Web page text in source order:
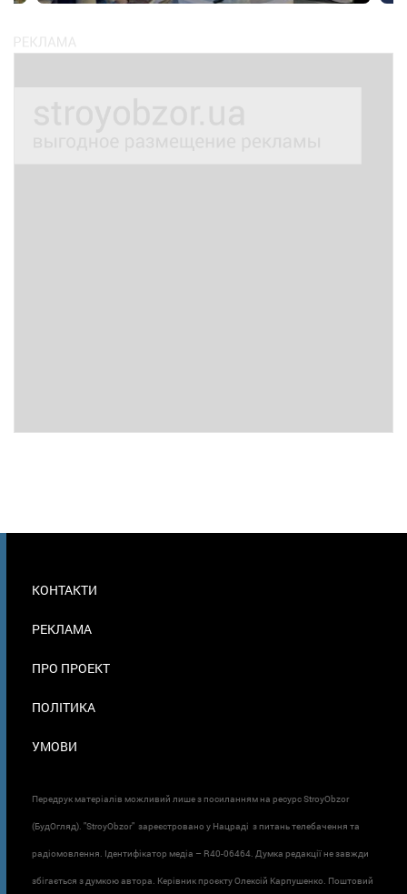
В
КОНТАКТИ
РЕКЛАМА
ПРО ПРОЕКТ
ПОЛІТИКА
УМОВИ
Передрук матеріалів можливий лише з посиланням на ресурс StroyObzor
(БудОгляд). "StroyObzor" зареєстровано у Нацраді з питань телебачення та
радіомовлення. Ідентифікатор медіа – R40-06464. Думка редакції не завжди
збігається з думкою автора. Керівник проєкту Олексій Карпушенко. Поштовий